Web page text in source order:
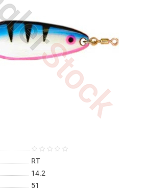
RT
14.2
51